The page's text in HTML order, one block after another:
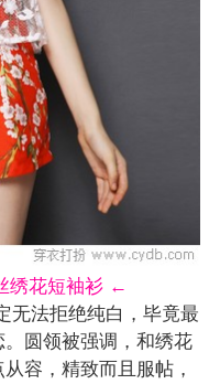
花短袖衫 ←
法拒绝纯白，毕竟最
圆领被强调，和绣花
容，精致而且服帖，